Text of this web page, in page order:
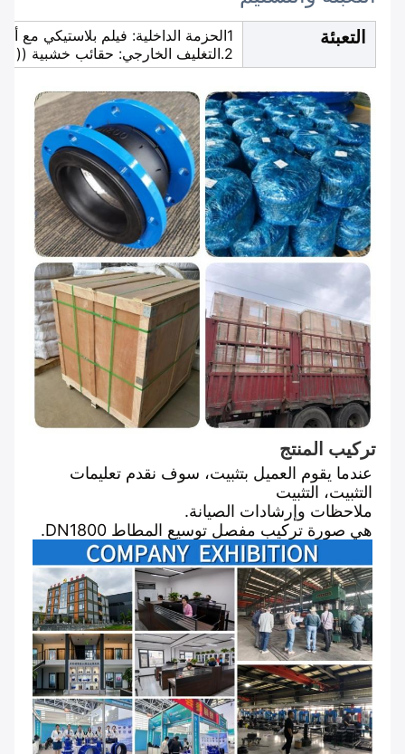
التعبئة
1الحزمة الداخلية: فيلم بلاستيكي مع أغطية كرتونية.
2.التغليف الخارجي: حقائب خشبية ((عادة حجمها 1100mm*1100mm*1100mm).
تركيب المنتج
عندما يقوم العميل بتثبيت، سوف نقدم تعليمات
التثبيت، التثبيت
ملاحظات وإرشادات الصيانة.
هي صورة تركيب مفصل توسيع المطاط DN1800.